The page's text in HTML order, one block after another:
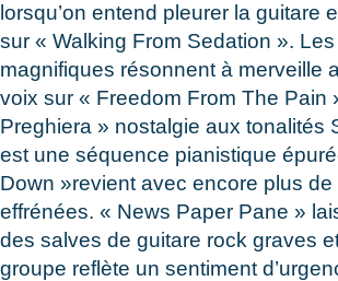
lorsqu’on entend pleurer la guitare
sur « Walking From Sedation ».
magnifiques résonnent à merveille
voix sur « Freedom From The Pain
Preghiera » nostalgie aux tonalités
est une séquence pianistique
Down »revient avec encore plus de
effrénées. « News Paper Pane »
des salves de guitare rock graves
groupe reflète un sentiment